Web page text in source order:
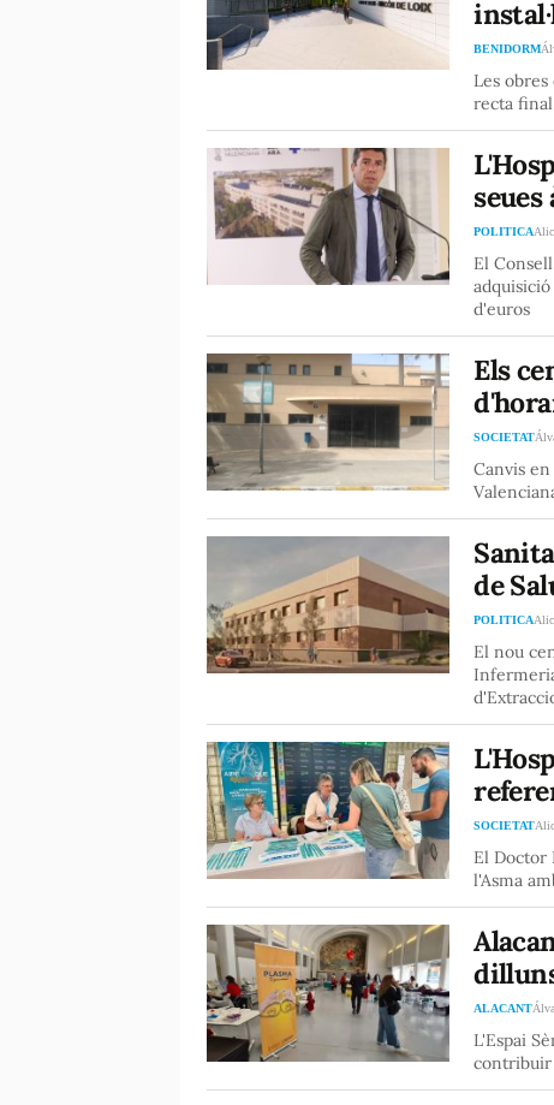
BENIDORM
Les
recta
POLITICA
El
d'euros
Els
SOCIETAT
Canvis
de
POLITICA
El nou
SOCIETAT
El Doctor
l'Asma
ALACANT
L'Espai
contribuir